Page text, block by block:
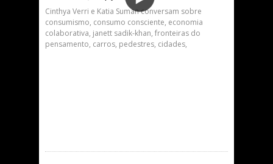
Cinthya Verri e Katia Suman conversam sobre
consumismo, consumo consciente, economia
colaborativa, janett sadik-khan, fronteiras do
pensamento, carros, pedestres, cidades,